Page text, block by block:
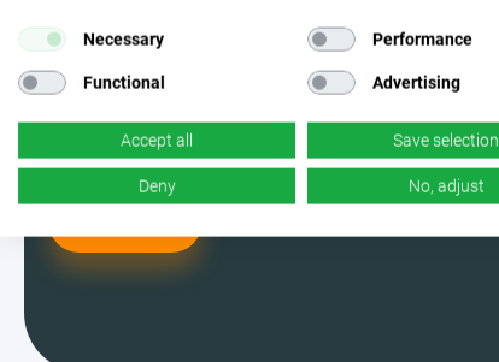
en kies uit de meest effectieve
campagnes. Ja, je leest het goed –
Necessary Performance
Functional Advertising
Accept all Save selection
Deny No, adjust